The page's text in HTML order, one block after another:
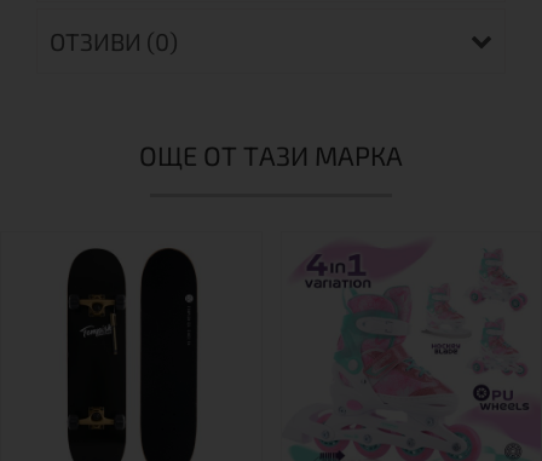
ОТЗИВИ (0)
ОЩЕ ОТ ТАЗИ МАРКА